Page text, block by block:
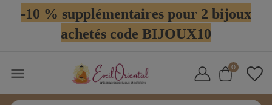
-10 % supplémentaires pour 2 bijoux
achetés code BIJOUX10
 0